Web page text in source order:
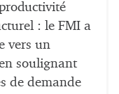
: le FMI a
vers un
soulignant
de demande